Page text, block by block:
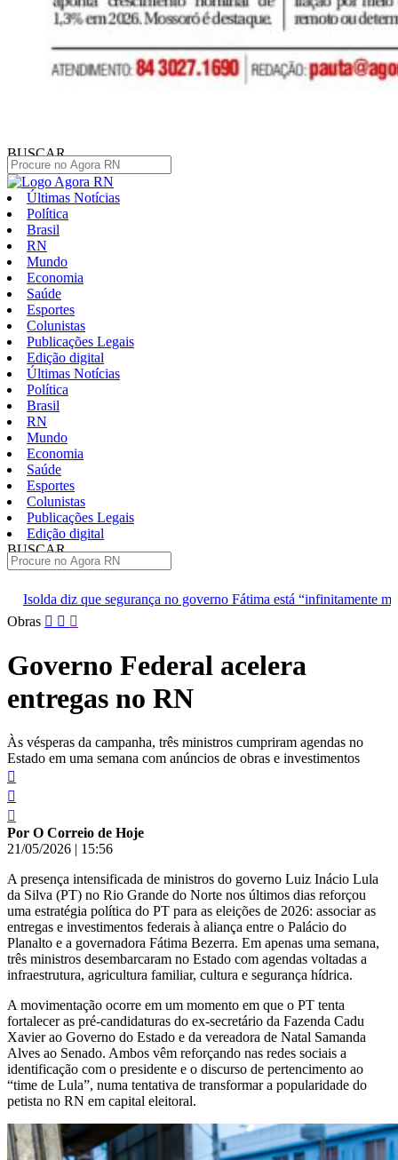
BUSCAR
Últimas Notícias
Política
Brasil
RN
Mundo
Economia
Saúde
Esportes
Colunistas
Publicações Legais
Edição digital
Últimas Notícias
Política
Brasil
RN
Mundo
Economia
Saúde
Esportes
Colunistas
Publicações Legais
Edição digital
BUSCAR
no governo Fátima está “infinitamente melhor”
TJRN
Pular
conteúdo
Obras
Governo Federal acelera
entregas no RN
Às vésperas da campanha, três ministros cumpriram agendas no
Estado em uma semana com anúncios de obras e investimentos
Por O Correio de Hoje
21/05/2026 | 15:56
A presença intensificada de ministros do governo Luiz Inácio Lula
da Silva (PT) no Rio Grande do Norte nos últimos dias reforçou
uma estratégia política do PT para as eleições de 2026: associar as
entregas e investimentos federais à aliança entre o Palácio do
Planalto e a governadora Fátima Bezerra. Em apenas uma semana,
três ministros desembarcaram no Estado com agendas voltadas a
infraestrutura, agricultura familiar, cultura e segurança hídrica.
A movimentação ocorre em um momento em que o PT tenta
fortalecer as pré-candidaturas do ex-secretário da Fazenda Cadu
Xavier ao Governo do Estado e da vereadora de Natal Samanda
Alves ao Senado. Ambos vêm reforçando nas redes sociais a
identificação com o presidente e o discurso de pertencimento ao
“time de Lula”, numa tentativa de transformar a popularidade do
petista no RN em capital eleitoral.